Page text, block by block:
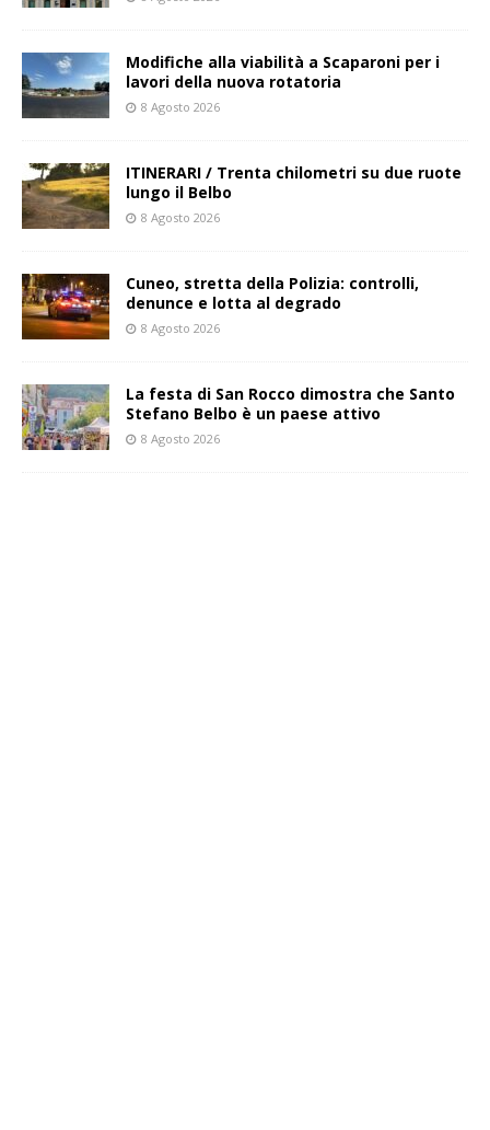
Modifiche alla viabilità a Scaparoni per i
lavori della nuova rotatoria
8 Agosto 2026
ITINERARI / Trenta chilometri su due ruote
lungo il Belbo
8 Agosto 2026
Cuneo, stretta della Polizia: controlli,
denunce e lotta al degrado
8 Agosto 2026
La festa di San Rocco dimostra che Santo
Stefano Belbo è un paese attivo
8 Agosto 2026